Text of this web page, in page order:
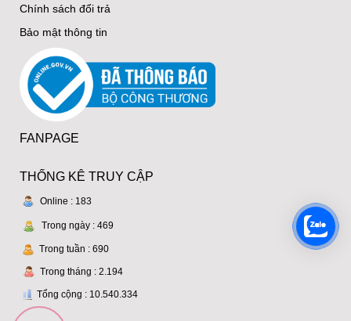
Chính sách đổi trả
Bảo mật thông tin
FANPAGE
THỐNG KÊ TRUY CẬP
Online : 183
Trong ngày : 469
Trong tuần : 690
Trong tháng : 2.194
Tổng cộng : 10.540.334